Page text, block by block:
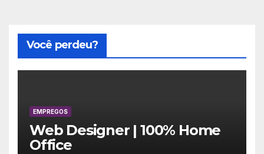
Você perdeu?
EMPREGOS
Web Designer | 100% Home
Office